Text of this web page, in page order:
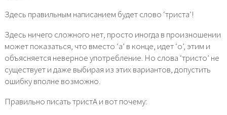
Здесь правильным написанием будет слово ‘триста’!
Здесь ничего сложного нет, просто иногда в произношении
может показаться, что вместо ‘а’ в конце, идет ‘о’, этим и
объясняется неверное употребление. Но слова ‘тристо’ не
существует и даже выбирая из этих вариантов, допустить
ошибку вполне возможно.
Правильно писать тристА и вот почему: